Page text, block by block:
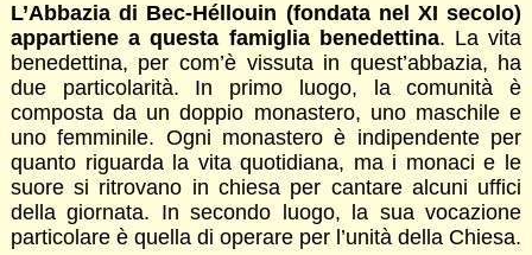
L’Abbazia di Bec-Héllouin (fondata nel XI secolo)
appartiene a questa famiglia benedettina. La vita
benedettina, per com’è vissuta in quest’abbazia, ha
due particolarità. In primo luogo, la comunità è
composta da un doppio monastero, uno maschile e
uno femminile. Ogni monastero è indipendente per
quanto riguarda la vita quotidiana, ma i monaci e le
suore si ritrovano in chiesa per cantare alcuni uffici
della giornata. In secondo luogo, la sua vocazione
particolare è quella di operare per l’unità della Chiesa.